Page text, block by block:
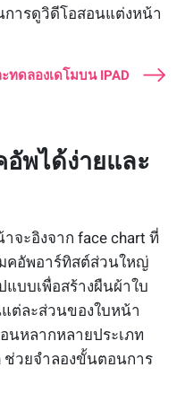
การดูวิดีโอสอนแต่งหน้า
ทดลองเดโมบน IPAD
อัพได้ง่ายและ
จะอิงจาก face chart ที่
คอัพอาร์ทิสต์ส่วนใหญ่
บบเพื่อสร้างผืนผ้าใบ
ต่ละส่วนของใบหน้า
นหลากหลายประเภท
ช่วยจำลองขั้นตอนการ